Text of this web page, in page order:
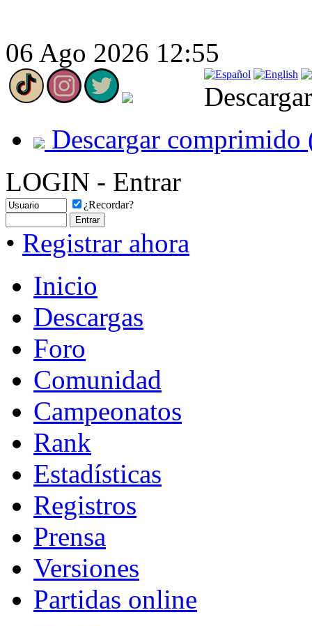
06 Ago 2026 12:55
Descargar comprimido
LOGIN - Entrar
¿Recordar?
• Registrar ahora
Inicio
Descargas
Foro
Comunidad
Campeonatos
Rank
Estadísticas
Registros
Prensa
Versiones
Partidas online